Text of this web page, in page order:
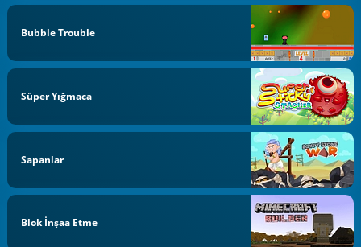
Bubble Trouble
Süper Yığmaca
Sapanlar
Blok İnşaa Etme